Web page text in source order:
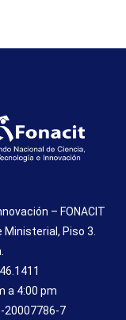
– FONACIT
Ministerial, Piso 3.
a 4:00 pm
20007786-7